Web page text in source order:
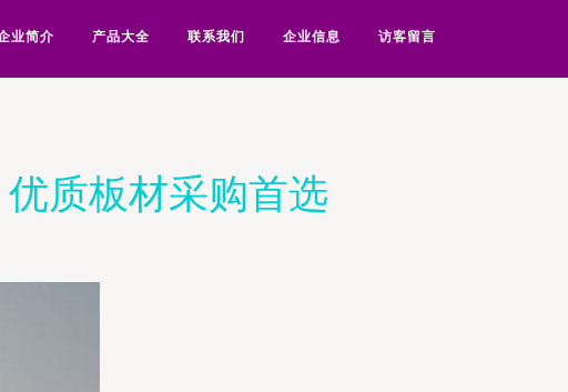
业简介 产品大全 联系我们 企业信息 访客留言
质板材采购首选